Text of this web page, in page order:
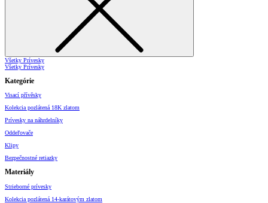
Všetky Prívesky
Všetky Prívesky
Kategórie
Visací přívěsky
Kolekcia pozlátená 18K zlatom
Prívesky na náhrdelníky
Oddeľovače
Klipy
Bezpečnostné retiazky
Materiály
Strieborné prívesky
Kolekcia pozlátená 14-karátovým zlatom